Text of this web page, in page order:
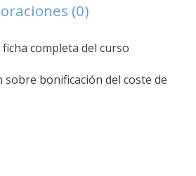
(0)
completa del curso
bonificación del coste de